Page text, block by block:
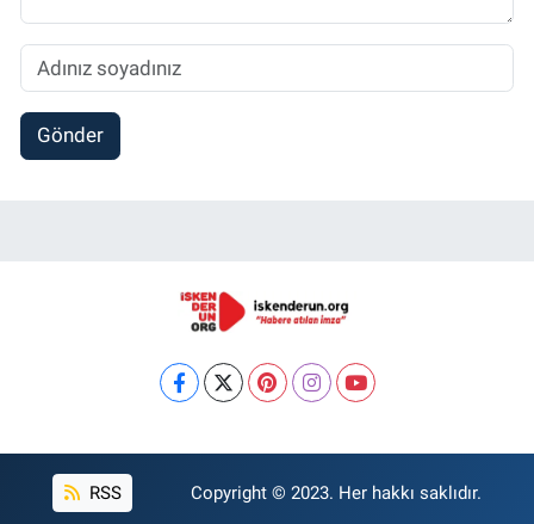
Gönder
RSS Copyright © 2023. Her hakkı saklıdır.